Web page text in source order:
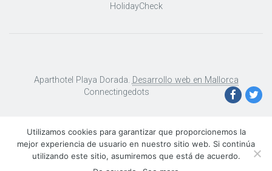
HolidayCheck
Aparthotel Playa Dorada. Desarrollo web en Mallorca
Connectingedots
Utilizamos cookies para garantizar que proporcionemos la
mejor experiencia de usuario en nuestro sitio web. Si continúa
utilizando este sitio, asumiremos que está de acuerdo.